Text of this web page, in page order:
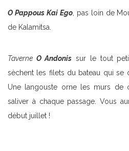
O Pappous Kai Ego, pas loin de
de Kalamitsa.
Taverne O Andonis sur le tout
sèchent les filets du bateau qui se
Une langouste orne les murs de
saliver à chaque passage. Vous
début juillet !